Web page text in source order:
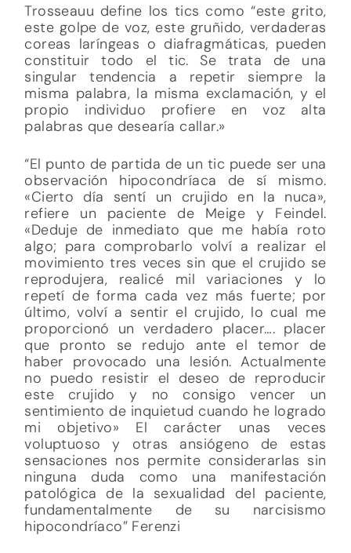
Trosseauu define los tics como “este grito,
este golpe de voz, este gruñido, verdaderas
coreas laríngeas o diafragmáticas, pueden
constituir todo el tic. Se trata de una
singular tendencia a repetir siempre la
misma palabra, la misma exclamación, y el
propio individuo profiere en voz alta
palabras que desearía callar.»
“El punto de partida de un tic puede ser una
observación hipocondríaca de sí mismo.
«Cierto día sentí un crujido en la nuca»,
refiere un paciente de Meige y Feindel.
«Deduje de inmediato que me había roto
algo; para comprobarlo volví a realizar el
movimiento tres veces sin que el crujido se
reprodujera, realicé mil variaciones y lo
repetí de forma cada vez más fuerte; por
último, volví a sentir el crujido, lo cual me
proporcionó un verdadero placer…. placer
que pronto se redujo ante el temor de
haber provocado una lesión. Actualmente
no puedo resistir el deseo de reproducir
este crujido y no consigo vencer un
sentimiento de inquietud cuando he logrado
mi objetivo» El carácter unas veces
voluptuoso y otras ansiógeno de estas
sensaciones nos permite considerarlas sin
ninguna duda como una manifestación
patológica de la sexualidad del paciente,
fundamentalmente de su narcisismo
hipocondríaco” Ferenzi